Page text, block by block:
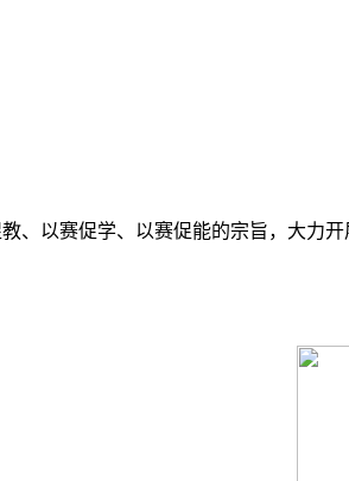
、以赛促学、以赛促能的宗旨，大力